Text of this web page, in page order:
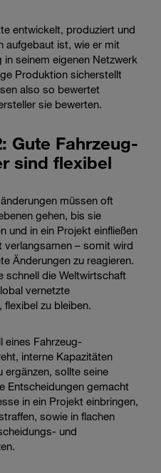
entwickelt, produziert und
aufgebaut ist, wie er mit
seinem eigenen Netzwerk
Produktion sicherstellt
also so bewertet
sie bewerten.
Gute Fahrzeug-
sind flexibel
müssen oft
gehen, bis sie
und in ein Projekt einfließen
verlangsamen – somit wird
Änderungen zu reagieren.
schnell die Weltwirtschaft
vernetzte
flexibel zu bleiben.
eines Fahrzeug-
interne Kapazitäten
ergänzen, sollte seine
Entscheidungen gemacht
in ein Projekt einbringen,
sowie in flachen
und